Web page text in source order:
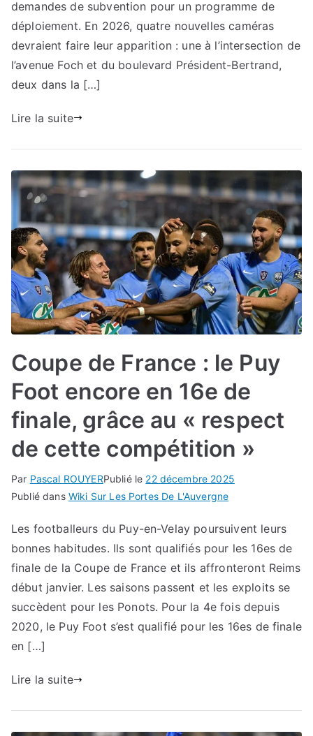
demandes de subvention pour un programme de
déploiement. En 2026, quatre nouvelles caméras
devraient faire leur apparition : une à l’intersection de
l’avenue Foch et du boulevard Président-Bertrand,
deux dans la […]
Lire la suite
Coupe de France : le Puy
Foot encore en 16e de
finale, grâce au « respect
de cette compétition »
Par Pascal ROUYERPublié le 22 décembre 2025
Publié dans Wiki Sur Les Portes De L'Auvergne
Les footballeurs du Puy-en-Velay poursuivent leurs
bonnes habitudes. Ils sont qualifiés pour les 16es de
finale de la Coupe de France et ils affronteront Reims
début janvier. Les saisons passent et les exploits se
succèdent pour les Ponots. Pour la 4e fois depuis
2020, le Puy Foot s’est qualifié pour les 16es de finale
en […]
Lire la suite